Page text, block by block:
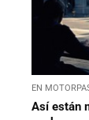
EN
Así están